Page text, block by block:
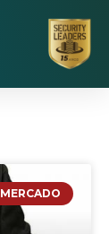
MERCADO